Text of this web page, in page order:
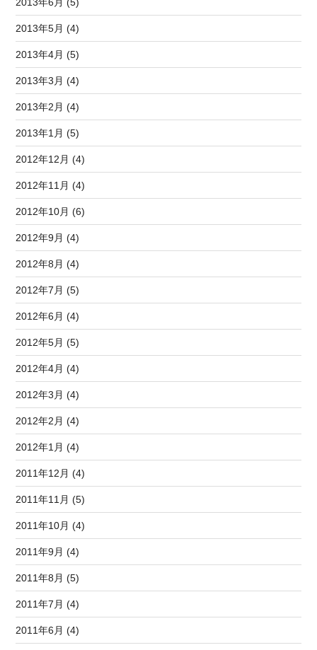
2013年6月 (5)
2013年5月 (4)
2013年4月 (5)
2013年3月 (4)
2013年2月 (4)
2013年1月 (5)
2012年12月 (4)
2012年11月 (4)
2012年10月 (6)
2012年9月 (4)
2012年8月 (4)
2012年7月 (5)
2012年6月 (4)
2012年5月 (5)
2012年4月 (4)
2012年3月 (4)
2012年2月 (4)
2012年1月 (4)
2011年12月 (4)
2011年11月 (5)
2011年10月 (4)
2011年9月 (4)
2011年8月 (5)
2011年7月 (4)
2011年6月 (4)